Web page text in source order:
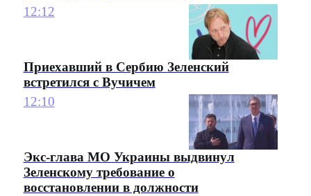
12:12
Приехавший в Сербию Зеленский
встретился с Вучичем
12:10
Экс-глава МО Украины выдвинул
Зеленскому требование о
восстановлении в должности